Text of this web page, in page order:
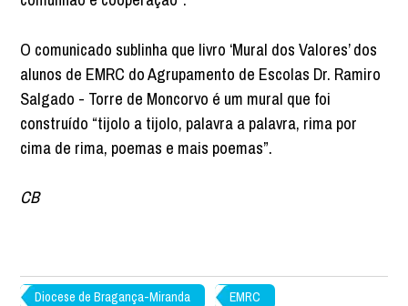
O comunicado sublinha que livro ‘Mural dos Valores’ dos
alunos de EMRC do Agrupamento de Escolas Dr. Ramiro
Salgado - Torre de Moncorvo é um mural que foi
construído “tijolo a tijolo, palavra a palavra, rima por
cima de rima, poemas e mais poemas”.
CB
Diocese de Bragança-Miranda EMRC